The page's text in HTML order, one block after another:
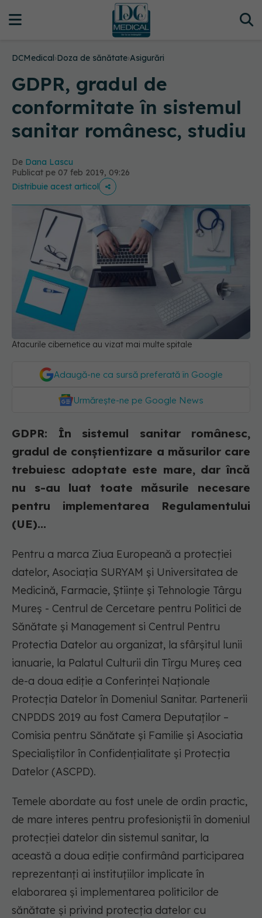
DCMedical›Doza de sănătate›Asigurări
GDPR, gradul de
conformitate în sistemul
sanitar românesc, studiu
De Dana Lascu
Publicat pe 07 feb 2019, 09:26
Distribuie acest articol
Atacurile cibernetice au vizat mai multe spitale
Adaugă-ne ca sursă preferată în Google
Urmărește-ne pe Google News
GDPR: În sistemul sanitar românesc,
gradul de conștientizare a măsurilor care
trebuiesc adoptate este mare, dar încă
nu s-au luat toate măsurile necesare
pentru implementarea Regulamentului
(UE)...
Pentru a marca Ziua Europeană a protecției
datelor, Asociația SURYAM și Universitatea de
Medicină, Farmacie, Științe și Tehnologie Târgu
Mureș - Centrul de Cercetare pentru Politici de
Sănătate și Management si Centrul Pentru
Protectia Datelor au organizat, la sfârșitul lunii
ianuarie, la Palatul Culturii din Tîrgu Mureș cea
de-a doua ediție a Conferinței Naționale
Protecția Datelor în Domeniul Sanitar. Partenerii
CNPDDS 2019 au fost Camera Deputaților –
Comisia pentru Sănătate și Familie și Asociatia
Specialiștilor în Confidențialitate și Protecția
Datelor (ASCPD).
Temele abordate au fost unele de ordin practic,
de mare interes pentru profesioniștii în domeniul
protecției datelor din sistemul sanitar, la
această a doua ediție confirmând participarea
reprezentanți ai instituțiilor implicate în
elaborarea și implementarea politicilor de
sănătate și privind protecția datelor cu